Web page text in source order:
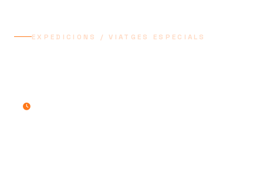
EXPEDICIONS / VIATGES ESPECIALS